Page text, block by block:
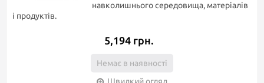
навколишнього середовища, матеріалів
і продуктів.
5,194 грн.
Немає в наявності